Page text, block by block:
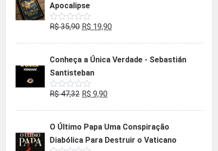
Apocalipse
Avaliação
de
R$35,90 O
era:
R$ 35,90.
R$ 19,90O
é:
Conheça a Única Verdade - Sebastián
Santisteban
Avaliação
de
R$47,32 O
era:
R$ 47,32.
R$ 9,90O
é:
R$ 9,90.
O Último Papa Uma Conspiração
Diabólica Para Destruir o Vaticano